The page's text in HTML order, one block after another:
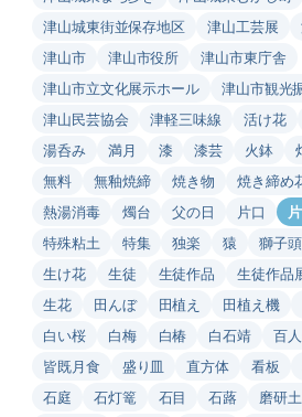
津山城東街並保存地区
津山工芸展
津山市
津山市役所
津山市東庁舎
津山市立文化展示ホール
津山市観光
津山民芸協会
津軽三味線 活け花
湯呑み
満月 漆 漆芸 火鉢
無料
無釉焼締 焼き物 焼き締め
熱湯消毒
燭台 父の日 片口
特殊粘土
特集 独楽 猿 獅子頭
生け花
生徒 生徒作品 生徒作品
生花
田んぼ 田植え 田植え機
白い桜
白梅 白椿 白石靖 百
皆既月食
盛り皿 直方体 看板
石庭
石灯篭 石目 石蕗 磨研